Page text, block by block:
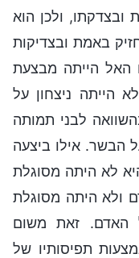
ולכן הוא
באמת ובצדיקות
האל הייתה מבצעת
הייתה ניצחון על
לבני תמותה
הבשר. אילו ביצעה
לא היתה מסוגלת
ולא היתה מסוגלת
האדם. זאת משום
תפיסותיו של